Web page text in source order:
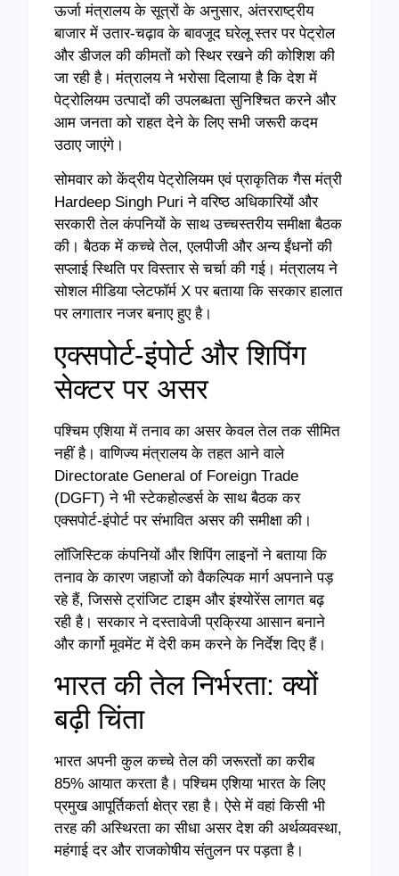
ऊर्जा मंत्रालय के सूत्रों के अनुसार, अंतरराष्ट्रीय
बाजार में उतार-चढ़ाव के बावजूद घरेलू स्तर पर पेट्रोल
और डीजल की कीमतों को स्थिर रखने की कोशिश की
जा रही है। मंत्रालय ने भरोसा दिलाया है कि देश में
पेट्रोलियम उत्पादों की उपलब्धता सुनिश्चित करने और
आम जनता को राहत देने के लिए सभी जरूरी कदम
उठाए जाएंगे।
सोमवार को केंद्रीय पेट्रोलियम एवं प्राकृतिक गैस मंत्री
Hardeep Singh Puri ने वरिष्ठ अधिकारियों और
सरकारी तेल कंपनियों के साथ उच्चस्तरीय समीक्षा बैठक
की। बैठक में कच्चे तेल, एलपीजी और अन्य ईंधनों की
सप्लाई स्थिति पर विस्तार से चर्चा की गई। मंत्रालय ने
सोशल मीडिया प्लेटफॉर्म X पर बताया कि सरकार हालात
पर लगातार नजर बनाए हुए है।
एक्सपोर्ट-इंपोर्ट और शिपिंग
सेक्टर पर असर
पश्चिम एशिया में तनाव का असर केवल तेल तक सीमित
नहीं है। वाणिज्य मंत्रालय के तहत आने वाले
Directorate General of Foreign Trade
(DGFT) ने भी स्टेकहोल्डर्स के साथ बैठक कर
एक्सपोर्ट-इंपोर्ट पर संभावित असर की समीक्षा की।
लॉजिस्टिक कंपनियों और शिपिंग लाइनों ने बताया कि
तनाव के कारण जहाजों को वैकल्पिक मार्ग अपनाने पड़
रहे हैं, जिससे ट्रांजिट टाइम और इंश्योरेंस लागत बढ़
रही है। सरकार ने दस्तावेजी प्रक्रिया आसान बनाने
और कार्गो मूवमेंट में देरी कम करने के निर्देश दिए हैं।
भारत की तेल निर्भरता: क्यों
बढ़ी चिंता
भारत अपनी कुल कच्चे तेल की जरूरतों का करीब
85% आयात करता है। पश्चिम एशिया भारत के लिए
प्रमुख आपूर्तिकर्ता क्षेत्र रहा है। ऐसे में वहां किसी भी
तरह की अस्थिरता का सीधा असर देश की अर्थव्यवस्था,
महंगाई दर और राजकोषीय संतुलन पर पड़ता है।